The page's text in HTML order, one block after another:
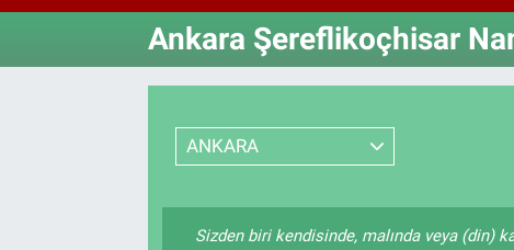
Ankara Şereflikoçhisar
ANKARA
Sizden biri kendisinde, malında veya (din)
Özel Haberler
Haber Arşivi